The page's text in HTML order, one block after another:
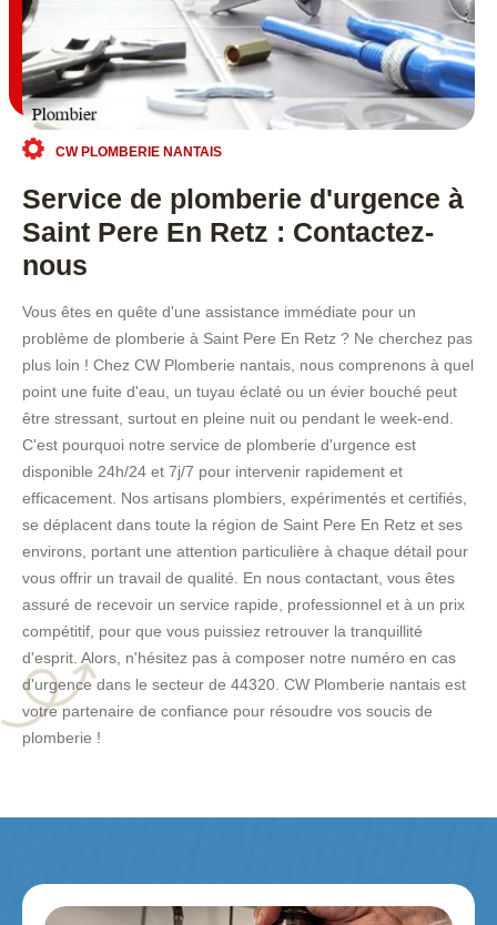
CW PLOMBERIE NANTAIS
Service de plomberie d'urgence à
Saint Pere En Retz : Contactez-
nous
Vous êtes en quête d'une assistance immédiate pour un
problème de plomberie à Saint Pere En Retz ? Ne cherchez pas
plus loin ! Chez CW Plomberie nantais, nous comprenons à quel
point une fuite d'eau, un tuyau éclaté ou un évier bouché peut
être stressant, surtout en pleine nuit ou pendant le week-end.
C'est pourquoi notre service de plomberie d'urgence est
disponible 24h/24 et 7j/7 pour intervenir rapidement et
efficacement. Nos artisans plombiers, expérimentés et certifiés,
se déplacent dans toute la région de Saint Pere En Retz et ses
environs, portant une attention particulière à chaque détail pour
vous offrir un travail de qualité. En nous contactant, vous êtes
assuré de recevoir un service rapide, professionnel et à un prix
compétitif, pour que vous puissiez retrouver la tranquillité
d'esprit. Alors, n'hésitez pas à composer notre numéro en cas
d'urgence dans le secteur de 44320. CW Plomberie nantais est
votre partenaire de confiance pour résoudre vos soucis de
plomberie !